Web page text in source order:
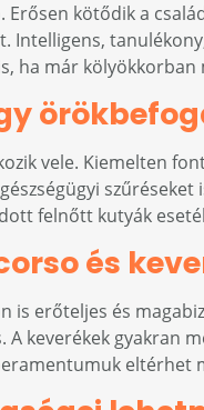
kötődik a
Intelligens,
ha már
vele. Kiemelten
felnőtt kutyák
és
erőteljes és
keverékek gyakran
eltérhet